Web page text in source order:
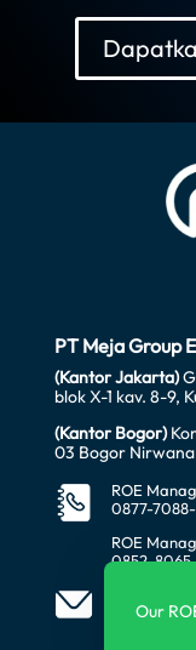
PT Meja Group
(Kantor Jakarta)
blok X-1 kav. 8-9,
(Kantor Bogor)
03 Bogor
ROE
0877-
ROE
0852-
Our